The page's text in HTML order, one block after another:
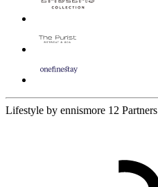
Lifestyle by ennismore 12 Partners